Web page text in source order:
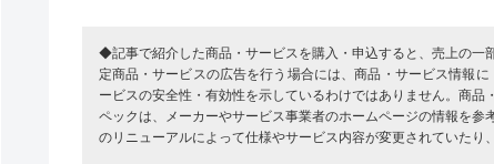
◆記事で紹介した商品・サービスを購入・申込すると、売上の
定商品・サービスの広告を行う場合には、商品・サービス情報
ービスの安全性・有効性を示しているわけではありません。商
ペックは、メーカーやサービス事業者のホームページの情報を
のリニューアルによって仕様やサービス内容が変更されていたり